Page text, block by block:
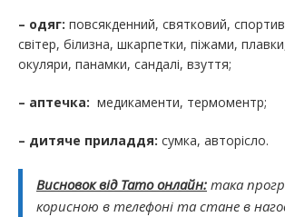
– одяг: повсякденний, святковий,
світер, білизна, шкарпетки, піжами,
окуляри, панамки, сандалі, взуття;
– аптечка: медикаменти, термоментр;
– дитяче приладдя: сумка, авторісло.
Висновок від Тато онлайн: така
корисною в телефоні та стане в